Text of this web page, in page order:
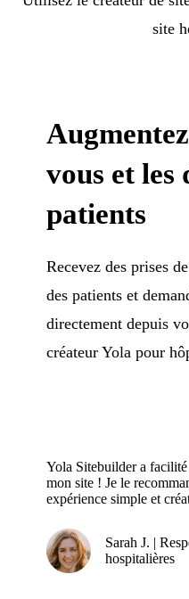
site
vous et les
patients
Recevez des prises
des patients et
directement depuis
créateur Yola pour
Yola Sitebuilder a
mon site ! Je le
expérience simple et
Sarah J. |
hospitalières